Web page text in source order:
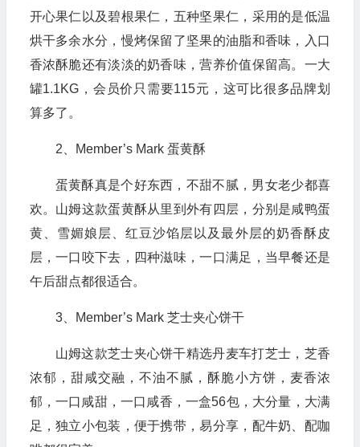
开心果仁以及碧根果仁，五种坚果仁，采用的是低温
烘干多余水分，慢烤保留了坚果的油脂和香味，入口
香浓酥脆还有淡淡的奶香味，营养价值保留高。一大
罐1.1KG，会员价只需要115元，这可比很多品牌划
算多了。
2、Member’s Mark 蛋黄酥
蛋黄酥真是个好东西，不甜不腻，男女老少都喜
欢。山姆这款蛋黄酥从里到外有四层，分别是咸鸭蛋
黄、雪媚娘层、红豆沙馅层以及最外层的奶香酥皮
层，一口咬下去，四种滋味，一口满足，当早餐还是
午后甜点都很适合。
3、Member’s Mark 芝士夹心饼干
山姆这款芝士夹心饼干精选丹麦车打芝士，芝香
浓郁，甜咸交融，不油不腻，酥脆小方饼，麦香浓
郁，一口咸甜，一口咸香，一盒56包，大分量，大满
足，独立小包装，便于携带，易分享，配牛奶、配咖